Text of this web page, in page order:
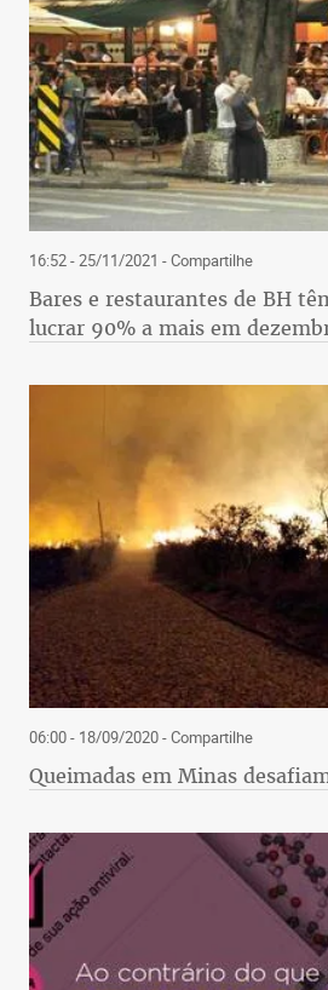
16:52 - 25/11/2021 - Compartilhe
Bares e restaurantes de BH
lucrar 90% a mais em
06:00 - 18/09/2020- Compartilhe
Queimadas em Minas